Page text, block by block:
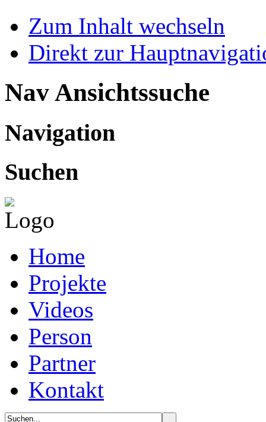
Zum Inhalt wechseln
Direkt zur
Nav Ansichtssuche
Navigation
Suchen
Home
Projekte
Videos
Person
Partner
Kontakt